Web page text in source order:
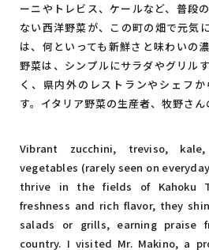
ーニやトレビス、ケールなど、普段
ない西洋野菜が、この町の畑で元気
は、何といっても新鮮さと味わいの
野菜は、シンプルにサラダやグリル
く、県内外のレストランやシェフ
す。イタリア野菜の生産者、牧野さん
Vibrant zucchini, treviso,
vegetables (rarely seen on
thrive in the fields of Kahoku
freshness and rich flavor, they
salads or grills, earning praise
country. I visited Mr. Makino, a